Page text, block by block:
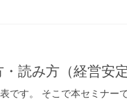
読み方（経営安
です。 そこで本セミナー